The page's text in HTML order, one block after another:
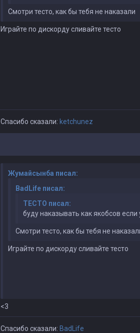
Смотри тесто, как бы тебя не наказали
Играйте по дискорду сливайте тесто
Спасибо сказали: ketchunez
Жумайсынба писал:
BadLife писал:
TECTO писал:
буду наказывать как якобсов
Смотри тесто, как бы тебя не
Играйте по дискорду сливайте тесто
<3
Спасибо сказали: BadLife